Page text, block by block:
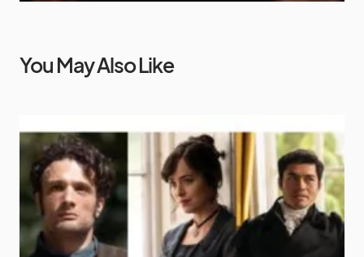
You May Also Like